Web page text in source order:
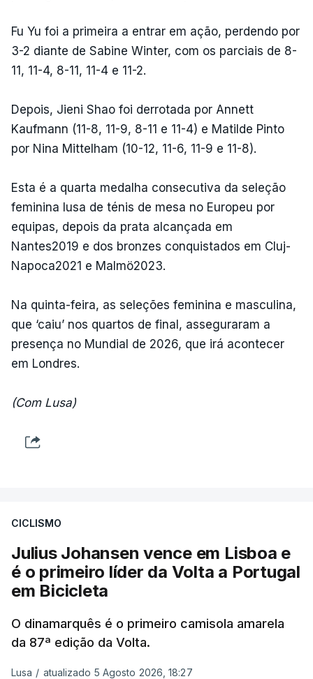
Fu Yu foi a primeira a entrar em ação, perdendo por
3-2 diante de Sabine Winter, com os parciais de 8-
11, 11-4, 8-11, 11-4 e 11-2.
Depois, Jieni Shao foi derrotada por Annett
Kaufmann (11-8, 11-9, 8-11 e 11-4) e Matilde Pinto
por Nina Mittelham (10-12, 11-6, 11-9 e 11-8).
Esta é a quarta medalha consecutiva da seleção
feminina lusa de ténis de mesa no Europeu por
equipas, depois da prata alcançada em
Nantes2019 e dos bronzes conquistados em Cluj-
Napoca2021 e Malmö2023.
Na quinta-feira, as seleções feminina e masculina,
que ‘caiu’ nos quartos de final, asseguraram a
presença no Mundial de 2026, que irá acontecer
em Londres.
(Com Lusa)
CICLISMO
Julius Johansen vence em Lisboa e
é o primeiro líder da Volta a Portugal
em Bicicleta
O dinamarquês é o primeiro camisola amarela
da 87ª edição da Volta.
Lusa / atualizado 5 Agosto 2026, 18:27